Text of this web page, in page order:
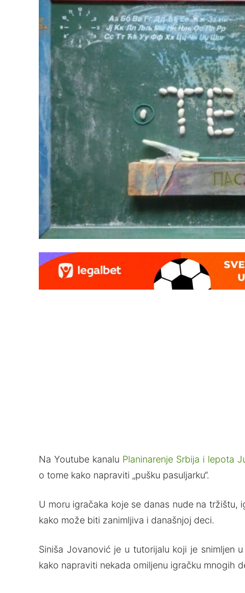
Na Youtube kanalu Planinarenje Srbija i lepota
o tome kako napraviti „pušku pasuljarku“.
U moru igračaka koje se danas nude na
kako može biti zanimljiva i današnjoj deci.
Siniša Jovanović je u tutorijalu koji je snimljen
kako napraviti nekada omiljenu igračku mnogih